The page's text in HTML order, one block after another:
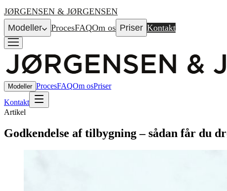
JØRGENSEN & JØRGENSEN
Modeller
ProcesFAQOm os Priser Kontakt
Modeller ProcesFAQOm osPriser
Kontakt
Artikel
Godkendelse af tilbygning – sådan får du